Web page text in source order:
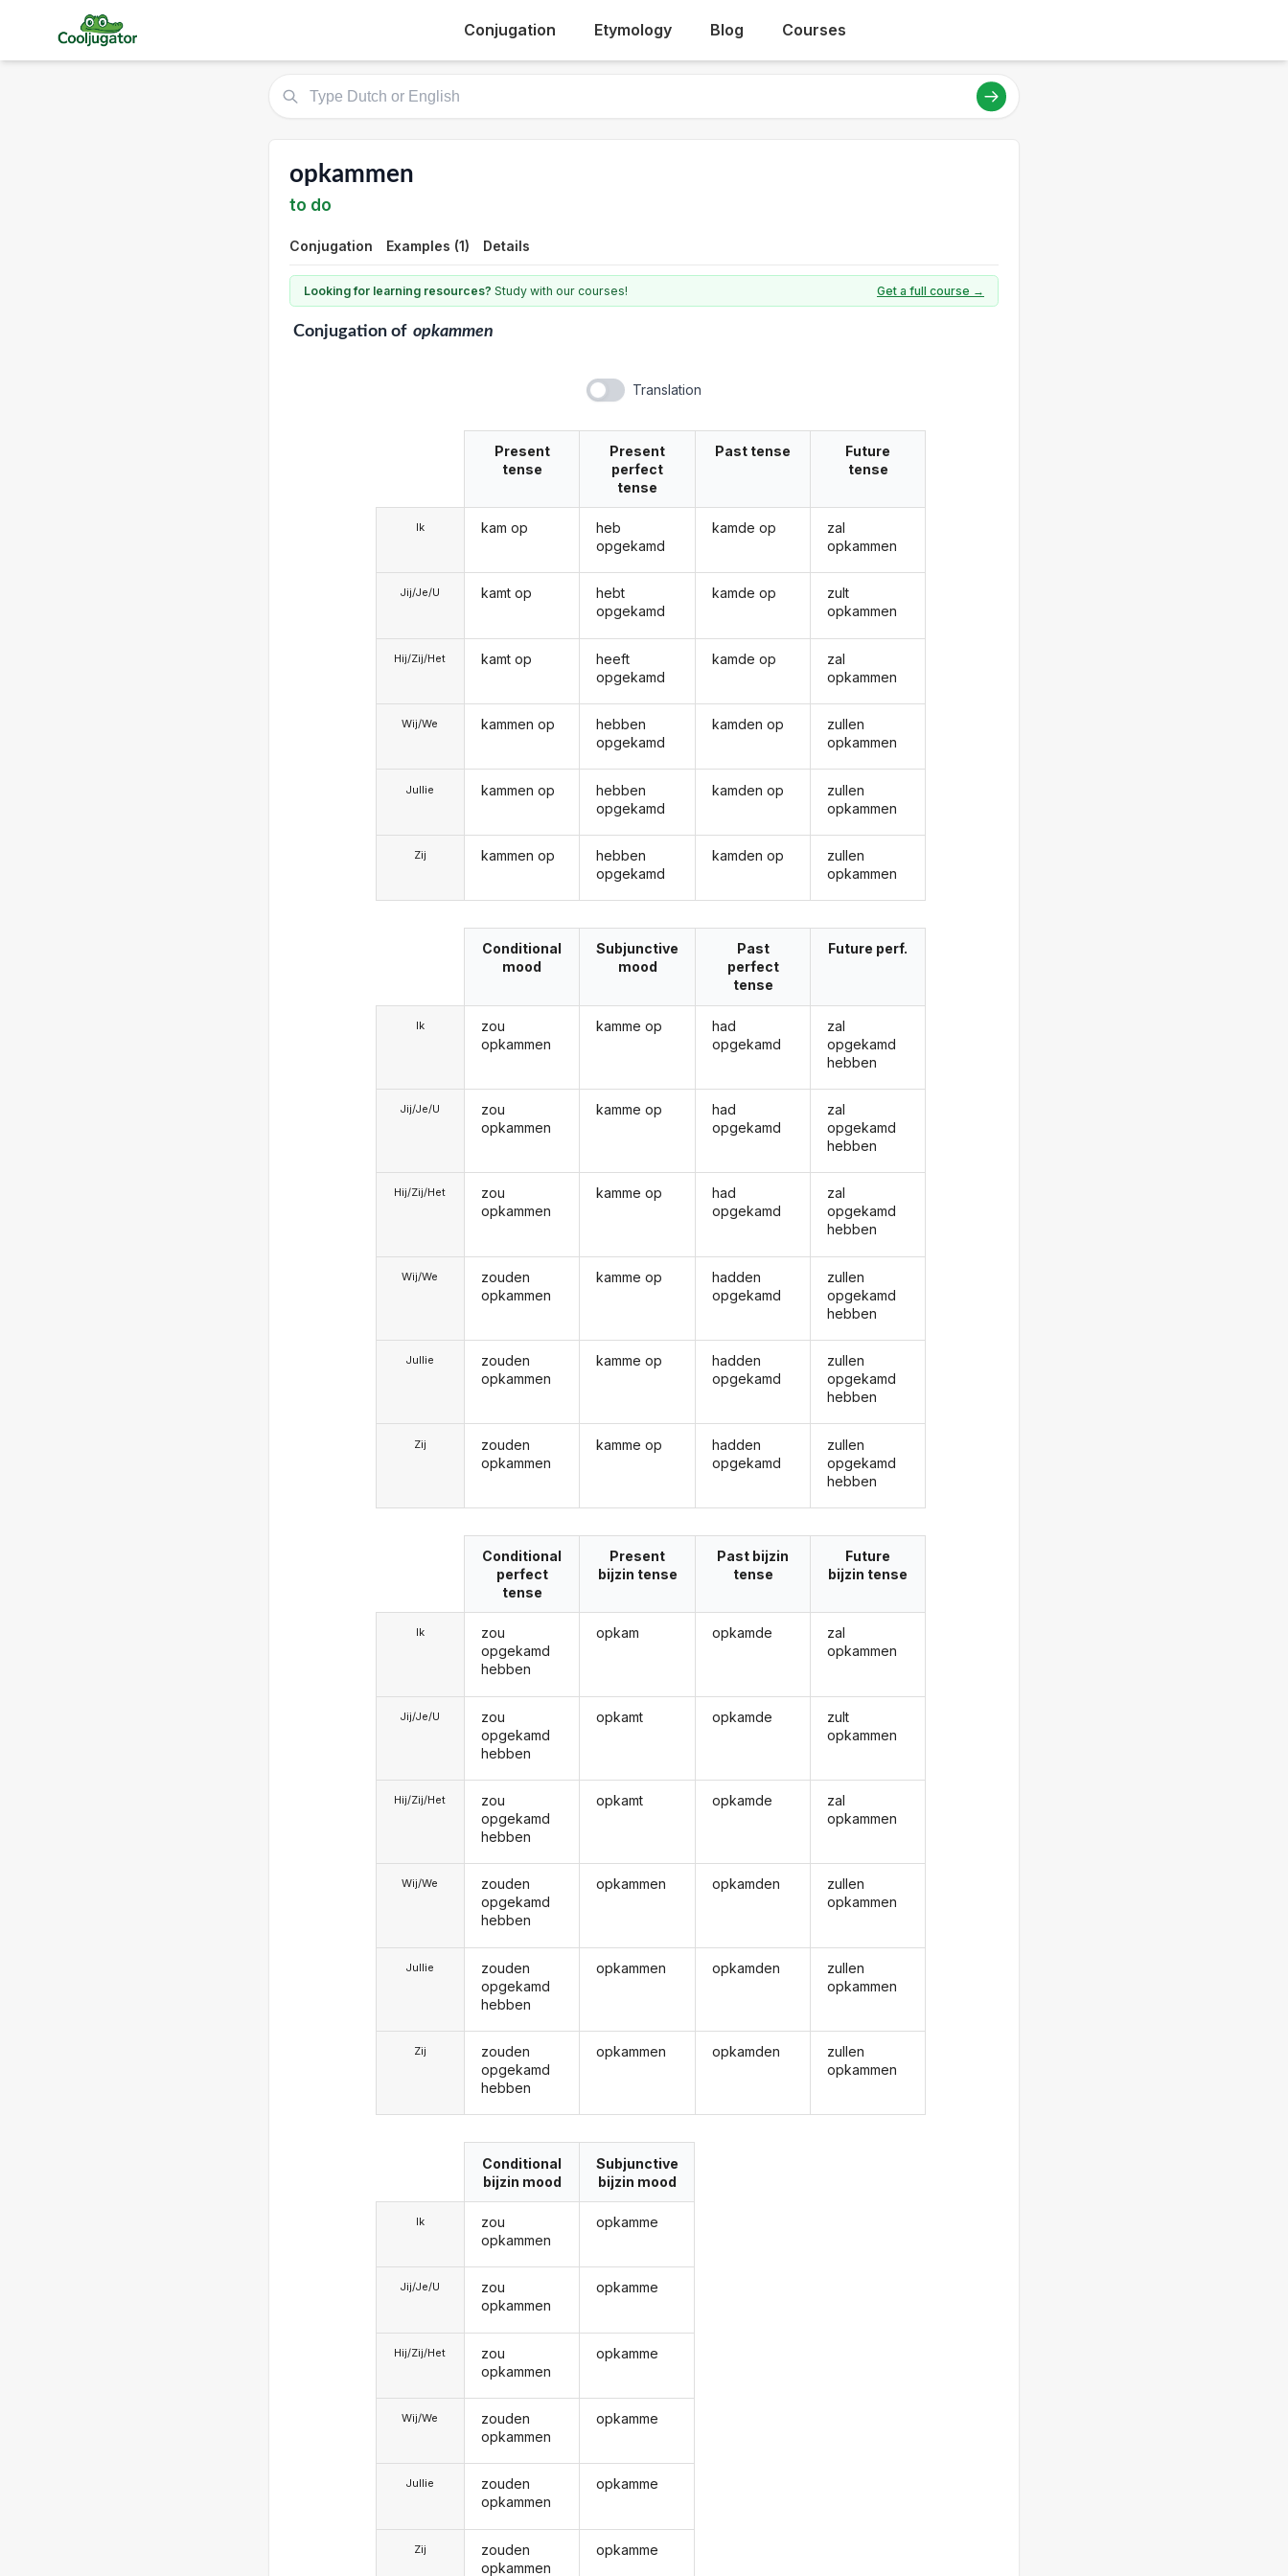
Conjugation Etymology Blog Courses
opkammen
to do
Conjugation Examples (1) Details
Looking for learning resources? Study with our courses! Get a full course →
Conjugationof opkammen
Translation
Ik
Jij/Je/U
Hij/Zij/Het
Wij/We
Jullie
Zij
Present
tense
kam op
kamt op
kamt op
kammen op
kammen op
kammen op
Present
perfect
tense
heb
opgekamd
hebt
opgekamd
heeft
opgekamd
hebben
opgekamd
hebben
opgekamd
hebben
opgekamd
Past tense
kamde op
kamde op
kamde op
kamden op
kamden op
kamden op
Future
tense
zal
opkammen
zult
opkammen
zal
opkammen
zullen
opkammen
zullen
opkammen
zullen
opkammen
Ik
Jij/Je/U
Hij/Zij/Het
Wij/We
Jullie
Zij
Conditional
mood
zou
opkammen
zou
opkammen
zou
opkammen
zouden
opkammen
zouden
opkammen
zouden
opkammen
Subjunctive
mood
kamme op
kamme op
kamme op
kamme op
kamme op
kamme op
Past
perfect
tense
had
opgekamd
had
opgekamd
had
opgekamd
hadden
opgekamd
hadden
opgekamd
hadden
opgekamd
Future perf.
zal
opgekamd
hebben
zal
opgekamd
hebben
zal
opgekamd
hebben
zullen
opgekamd
hebben
zullen
opgekamd
hebben
zullen
opgekamd
hebben
Ik
Jij/Je/U
Hij/Zij/Het
Wij/We
Jullie
Zij
Conditional
perfect
tense
zou
opgekamd
hebben
zou
opgekamd
hebben
zou
opgekamd
hebben
zouden
opgekamd
hebben
zouden
opgekamd
hebben
zouden
opgekamd
hebben
Present
bijzin tense
opkam
opkamt
opkamt
opkammen
opkammen
opkammen
Past bijzin
tense
opkamde
opkamde
opkamde
opkamden
opkamden
opkamden
Future
bijzin tense
zal
opkammen
zult
opkammen
zal
opkammen
zullen
opkammen
zullen
opkammen
zullen
opkammen
Ik
Jij/Je/U
Hij/Zij/Het
Wij/We
Jullie
Zij
Conditional
bijzin mood
zou
opkammen
zou
opkammen
zou
opkammen
zouden
opkammen
zouden
opkammen
zouden
opkammen
Subjunctive
bijzin mood
opkamme
opkamme
opkamme
opkamme
opkamme
opkamme